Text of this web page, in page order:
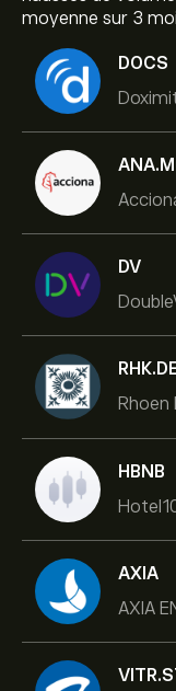
moyenne sur 3
DOCS
DV
Rhoen
HBNB
AXIA
AXIA